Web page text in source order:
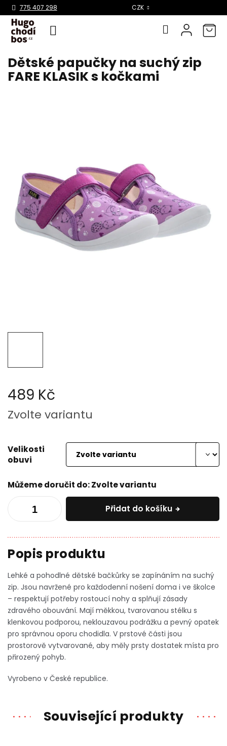
Přejít
obsah
775 407 298 CZK
Dětské papučky na suchý zip
FARE KLASIK s kočkami
489 Kč
Měrná
cena:
Zvolte variantu
Velikosti
obuvi
Můžeme doručit do:Zvolte variantu
Přidat do košíku
Lehké a pohodlné dětské bačkůrky se zapínáním na suchý
zip. Jsou navržené pro každodenní nošení doma i ve školce
– respektují potřeby rostoucí nohy a splňují zásady
zdravého obouvání. Mají měkkou, tvarovanou stélku s
klenkovou podporou, neklouzavou podrážku a pevný opatek
pro správnou oporu chodidla. V prstové části jsou
prostorově vytvarované, aby měly prsty dostatek místa pro
přirozený pohyb.
Vyrobeno v České republice.
Související produkty